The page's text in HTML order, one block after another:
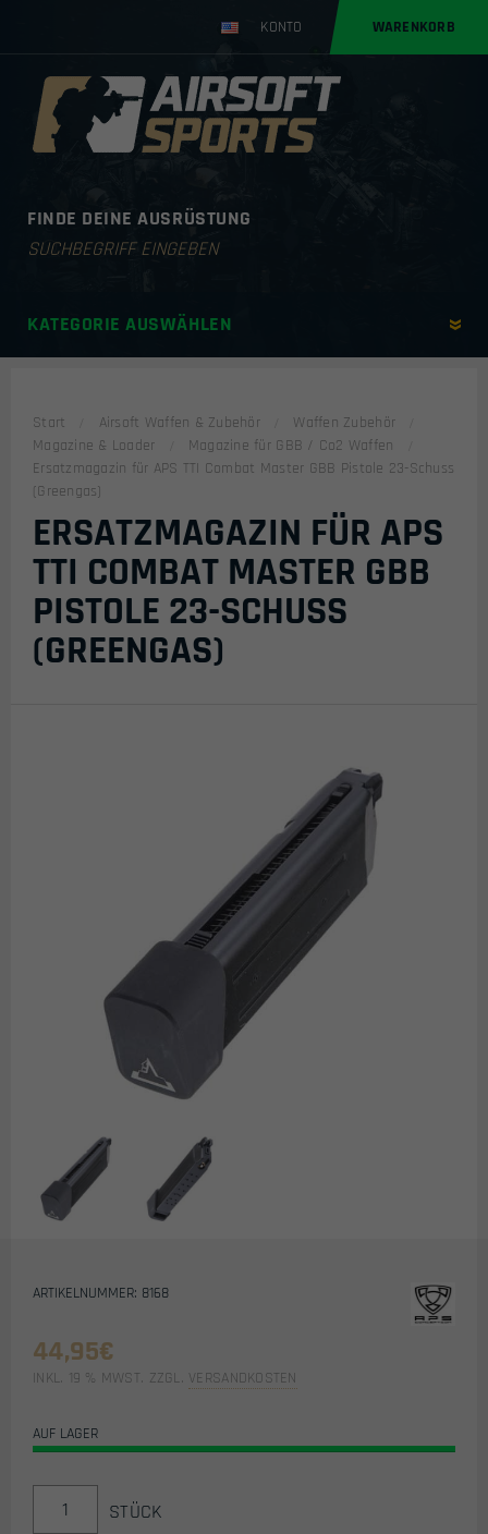
KONTO WARENKORB
FINDE DEINE AUSRÜSTUNG
Products
KATEGORIE AUSWÄHLEN
Start Airsoft Waffen & Zubehör
Waffen Zubehör
Magazine & Loader
Magazine für GBB / Co2 Waffen
Ersatzmagazin für APS TTI Combat Master GBB Pistole 23-Schuss
(Greengas)
ERSATZMAGAZIN FÜR APS
TTI COMBAT MASTER GBB
PISTOLE 23-SCHUSS
(GREENGAS)
ARTIKELNUMMER: 8168
44,95€
INKL. 19 % MWST. ZZGL. VERSANDKOSTEN
AUF LAGER
STÜCK